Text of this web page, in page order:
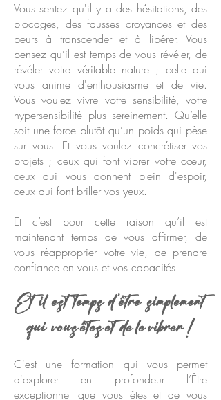
Vous sentez qu'il y a des hésitations, des
blocages, des fausses croyances et des
peurs à transcender et à libérer. Vous
pensez qu’il est temps de vous révéler, de
révéler votre véritable nature ; celle qui
vous anime d'enthousiasme et de vie.
Vous voulez vivre votre sensibilité, votre
hypersensibilité plus sereinement. Qu’elle
soit une force plutôt qu’un poids qui pèse
sur vous. Et vous voulez concrétiser vos
projets ; ceux qui font vibrer votre cœur,
ceux qui vous donnent plein d'espoir,
ceux qui font briller vos yeux.
Et c’est pour cette raison qu’il est
maintenant temps de vous affirmer, de
vous réapproprier votre vie, de prendre
confiance en vous et vos capacités.
Et ilest temps d ’être simplement
qui vous êteset de le vibrer !
C'est une formation qui vous permet
d'explorer en profondeur l’Être
exceptionnel que vous êtes et de vous